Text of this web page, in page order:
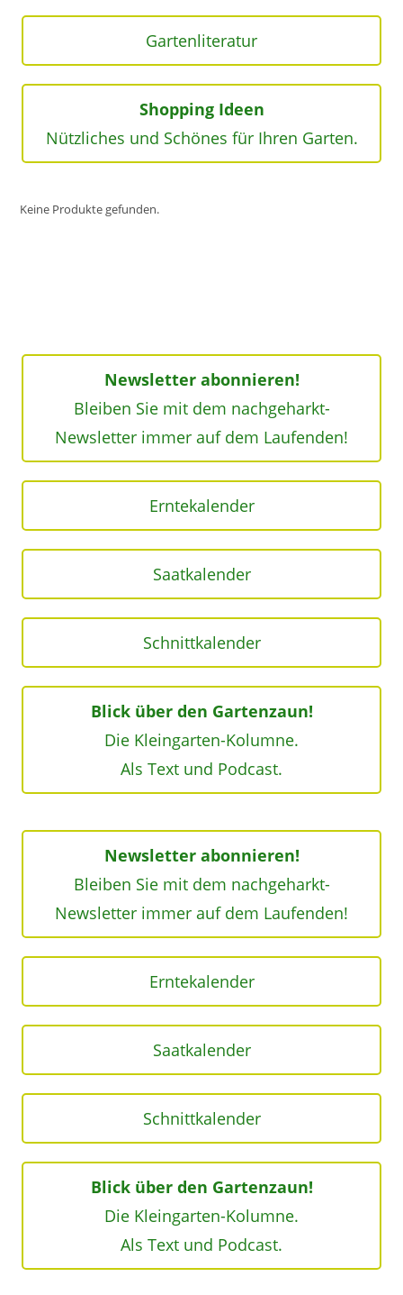
Gartenliteratur
Shopping Ideen
Nützliches und Schönes für Ihren Garten.
Keine Produkte gefunden.
Newsletter abonnieren!
Bleiben Sie mit dem nachgeharkt-
Newsletter immer auf dem Laufenden!
Erntekalender
Saatkalender
Schnittkalender
Blick über den Gartenzaun!
Die Kleingarten-Kolumne.
Als Text und Podcast.
Newsletter abonnieren!
Bleiben Sie mit dem nachgeharkt-
Newsletter immer auf dem Laufenden!
Erntekalender
Saatkalender
Schnittkalender
Blick über den Gartenzaun!
Die Kleingarten-Kolumne.
Als Text und Podcast.